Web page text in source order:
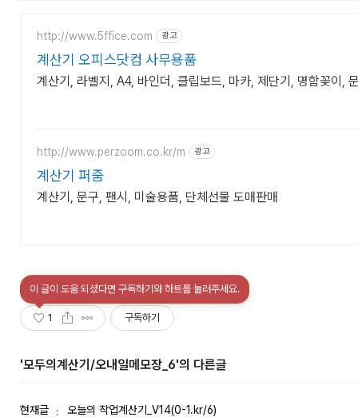
http://www.5ffice.com 광고
계산기 오피스닷컴 사무용품
계산기, 라벨지, A4, 바인더, 클립보드, 마카, 제단기, 명함꽂이,
http://www.perzoom.co.kr/m 광고
계산기 퍼줌
계산기, 문구, 팬시, 미술용품, 단체선물 도매판매
1 구독하기
이 글이 도움 되셨다면 구독하기와 하트를 눌러주세요.
'모두의계산기/오내일메모장_6'의 다른글
현재글 오늘의 작업계산기_V14(0-1.kr/6)